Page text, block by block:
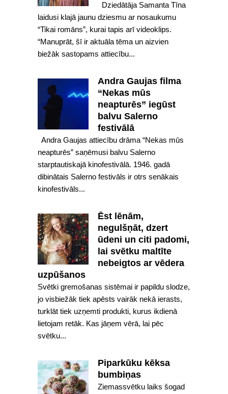
Dziedātāja Samanta Tīna
laidusi klajā jaunu dziesmu ar nosaukumu
“Tikai romāns”, kurai tapis arī videoklips.
“Manuprāt, šī ir aktuāla tēma un aizvien
biežāk sastopams attiecību...
Andra Gaujas filma
“Nekas mūs
neapturēs” iegūst
balvu Salerno
festivālā
Andra Gaujas attiecību drāma “Nekas mūs
neapturēs” saņēmusi balvu Salerno
starptautiskajā kinofestivālā. 1946. gadā
dibinātais Salerno festivāls ir otrs senākais
kinofestivāls...
Ēst lēnām,
negulšņāt, dzert
ūdeni un citi padomi,
lai svētku maltīte
nebeigtos ar vēdera
uzpūšanos
Svētki gremošanas sistēmai ir papildu slodze,
jo visbiežāk tiek apēsts vairāk nekā ierasts,
turklāt tiek uzņemti produkti, kurus ikdienā
lietojam retāk. Kas jāņem vērā, lai pēc
svētku...
Piparkūku kēksa
bumbiņas
Ziemassvētku laiks šogad